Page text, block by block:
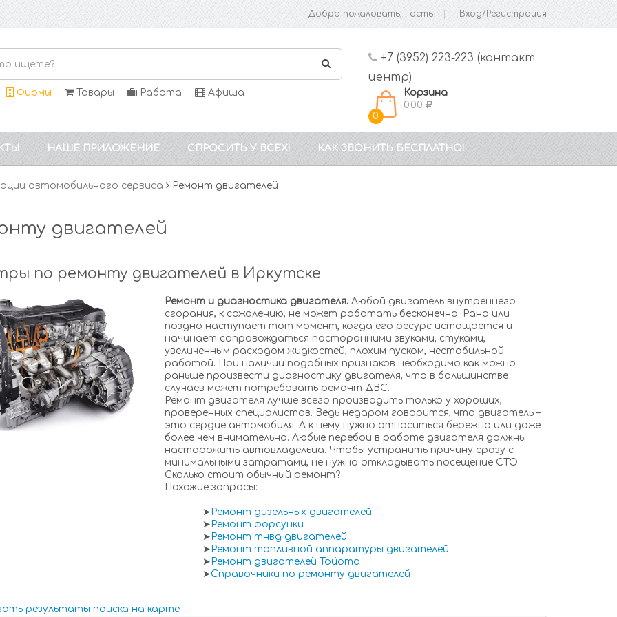
Добро пожаловать, Гость Вход/Регистрация
Фирмы Товары Работа Афиша
+7 (3952) 223-223 (контакт
центр)
0
Корзина
0.00
НАШЕ ПРИЛОЖЕНИЕ СПРОСИТЬ У ВСЕХ! КАК ЗВОНИТЬ БЕСПЛАТНО!
автомобильного сервиса Ремонт двигателей
двигателей
по ремонту двигателей в Иркутске
Ремонт и диагностика двигателя.Любой двигатель внутреннего
сгорания, к сожалению, не может работать бесконечно. Рано или
поздно наступает тот момент, когда его ресурс истощается и
начинает сопровождаться посторонними звуками, стуками,
увеличенным расходом жидкостей, плохим пуском, нестабильной
работой. При наличии подобных признаков необходимо как можно
раньше произвести диагностику двигателя, что в большинстве
случаев может потребовать ремонт ДВС.
Ремонт двигателя лучше всего производить только у хороших,
проверенных специалистов. Ведь недаром говорится, что двигатель –
это сердце автомобиля. А к нему нужно относиться бережно или даже
более чем внимательно. Любые перебои в работе двигателя должны
насторожить автовладельца. Чтобы устранить причину сразу с
минимальными затратами, не нужно откладывать посещение СТО.
Сколько стоит обычный ремонт?
Похожие запросы:
➤ Ремонт дизельных двигателей
➤ Ремонт форсунки
➤ Ремонт тнвд двигателей
➤ Ремонт топливной аппаратуры двигателей
➤ Ремонт двигателей Тойота
➤Справочники по ремонту двигателей
результаты поиска на карте